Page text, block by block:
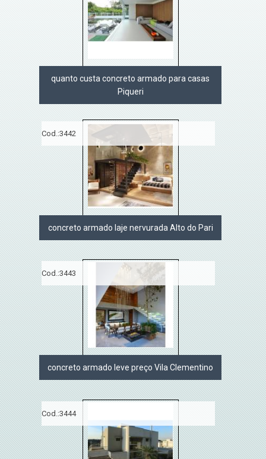
quanto custa concreto armado para casas
Piqueri
Cod.:3442
concreto armado laje nervurada Alto do Pari
Cod.:3443
concreto armado leve preço Vila Clementino
Cod.:3444